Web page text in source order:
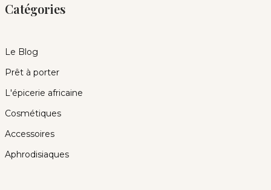
Catégories
Le Blog
Prêt à porter
L'épicerie africaine
Cosmétiques
Accessoires
Aphrodisiaques